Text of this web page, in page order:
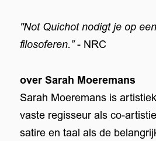
"Not Quichot nodigt je op
filosoferen.”- NRC
over Sarah Moeremans
Sarah Moeremans is
vaste regisseur als co-
satire en taal als de